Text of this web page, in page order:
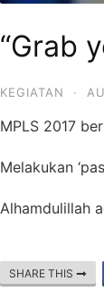
“Grab
KEGIATAN ·
MPLS 2017
Melakukan
Alhamdulillah
SHARE THIS